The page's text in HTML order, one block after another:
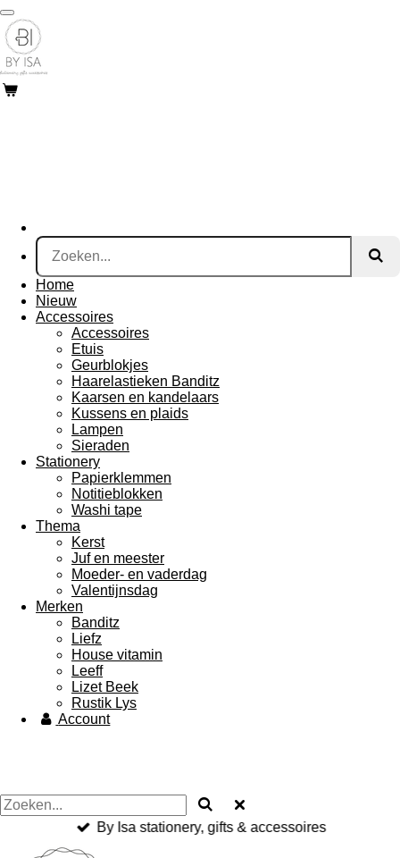
Ga
direct
naar
de
hoofdinhoud
Home
Nieuw
Accessoires
Accessoires
Etuis
Geurblokjes
Haarelastieken Banditz
Kaarsen en kandelaars
Kussens en plaids
Lampen
Sieraden
Stationery
Papierklemmen
Notitieblokken
Washi tape
Thema
Kerst
Juf en meester
Moeder- en vaderdag
Valentijnsdag
Merken
Banditz
Liefz
House vitamin
Leeff
Lizet Beek
Rustik Lys
Account
By Isa stationery, gifts & accessoires